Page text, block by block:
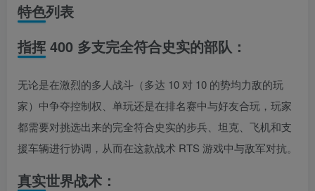
特色列表
指挥 400 多支完全符合史实的部队：
无论是在激烈的多人战斗（多达 10 对 10 的势均力敌的玩
家）中争夺控制权、单玩还是在排名赛中与好友合玩，玩家
都需要对挑选出来的完全符合史实的步兵、坦克、飞机和支
援车辆进行协调，从而在这款战术 RTS 游戏中与敌军对抗。
真实世界战术：